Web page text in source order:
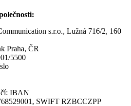
s.r.o., Lužná 716/2, 160
Praha, ČR
5500
IBAN
SWIFT RZBCCZPP